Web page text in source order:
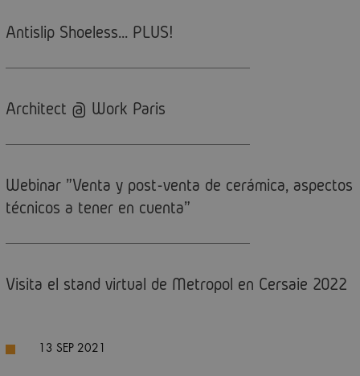
Antislip Shoeless... PLUS!
Architect @ Work Paris
Webinar "Venta y post-venta de cerámica, aspectos
técnicos a tener en cuenta"
Visita el stand virtual de Metropol en Cersaie 2022
13 SEP 2021